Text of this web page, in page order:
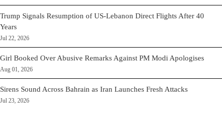
Trump Signals Resumption of US-Lebanon Direct Flights After 40
Years
Jul 22, 2026
Girl Booked Over Abusive Remarks Against PM Modi Apologises
Aug 01, 2026
Sirens Sound Across Bahrain as Iran Launches Fresh Attacks
Jul 23, 2026